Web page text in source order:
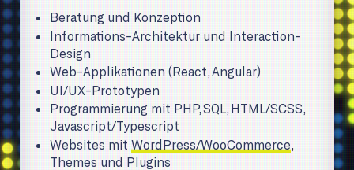
Beratung und Konzeption
Informations-Architektur und Interaction-
Design
Web-Applikationen (React, Angular)
UI/UX-Prototypen
Programmierung mit PHP, SQL, HTML/SCSS,
Javascript/Typescript
Websites mit WordPress/WooCommerce,
Themes und Plugins